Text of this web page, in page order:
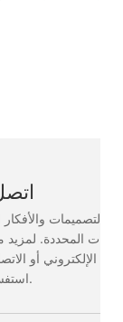
بالتصميمات
المحددة.
الإلكتروني أو
استفسارات.